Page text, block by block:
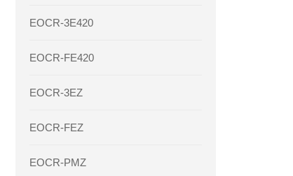
EOCR-3E420
EOCR-FE420
EOCR-3EZ
EOCR-FEZ
EOCR-PMZ